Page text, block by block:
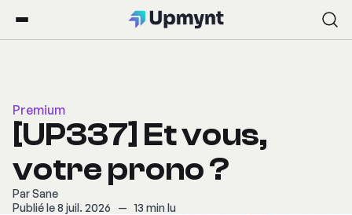
Premium
[UP337] Et vous,
votre prono ?
ParSane
Publié le 8 juil. 2026
— 13 min lu